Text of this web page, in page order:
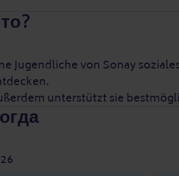
Jugendliche von Sonay
unterstützt sie